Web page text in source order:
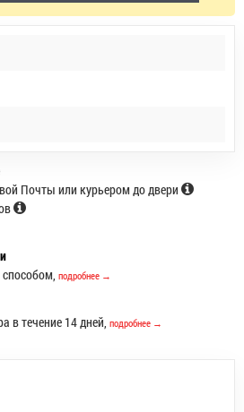
Почты или курьером до двери
подробнее →
в течение 14 дней, подробнее →